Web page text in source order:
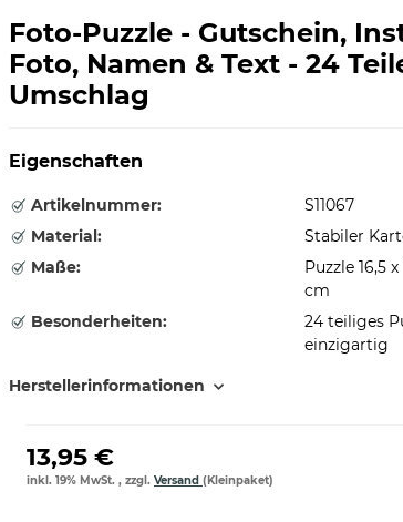
Foto-Puzzle - Gutschein,
Foto, Namen & Text - 24
Umschlag
Eigenschaften
Artikelnummer:
S11067
Material:
Stabiler
Maße:
Puzzle 16,5
cm
Besonderheiten:
24 teiliges
einzigartig
Herstellerinformationen
13,95 €
inkl. 19% MwSt. , zzgl. Versand (Kleinpaket)